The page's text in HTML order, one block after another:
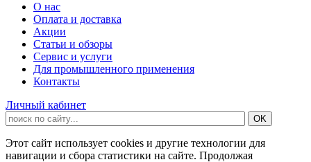
О нас
Оплата и доставка
Акции
Статьи и обзоры
Сервис и услуги
Для промышленного применения
Контакты
Личный кабинет
Этот сайт использует cookies и другие технологии для
навигации и сбора статистики на сайте. Продолжая